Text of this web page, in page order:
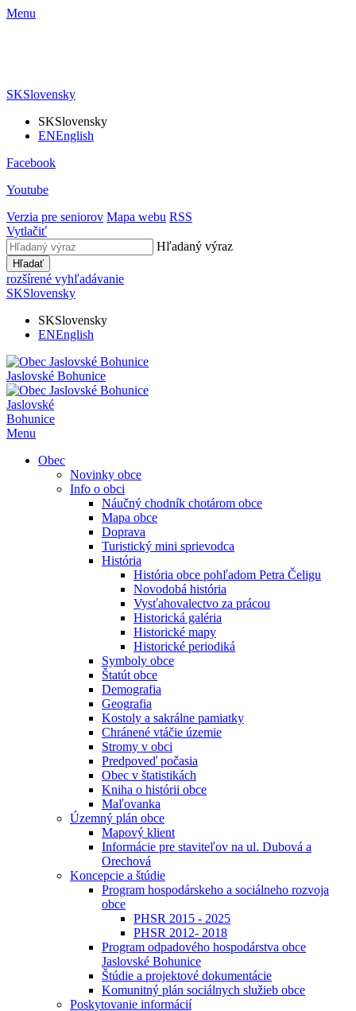
Menu
SKSlovensky
SKSlovensky
ENEnglish
Facebook
Youtube
Verzia pre seniorov Mapa webu RSS
Vytlačiť
Hľadaný výraz
Hľadať
rozšírené vyhľadávanie
SKSlovensky
SKSlovensky
ENEnglish
Jaslovské Bohunice
Jaslovské
Bohunice
Menu
Obec
Novinky obce
Info o obci
Náučný chodník chotárom obce
Mapa obce
Doprava
Turistický mini sprievodca
História
História obce pohľadom Petra Čeligu
Novodobá história
Vysťahovalectvo za prácou
Historická galéria
Historické mapy
Historické periodiká
Symboly obce
Štatút obce
Demografia
Geografia
Kostoly a sakrálne pamiatky
Chránené vtáčie územie
Stromy v obci
Predpoveď počasia
Obec v štatistikách
Kniha o histórii obce
Maľovanka
Územný plán obce
Mapový klient
Informácie pre staviteľov na ul. Dubová a
Orechová
Koncepcie a štúdie
Program hospodárskeho a sociálneho rozvoja
obce
PHSR 2015 - 2025
PHSR 2012- 2018
Program odpadového hospodárstva obce
Jaslovské Bohunice
Štúdie a projektové dokumentácie
Komunitný plán sociálnych služieb obce
Poskytovanie informácií